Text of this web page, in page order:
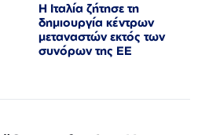
Η Ιταλία ζήτησε τη
δημιουργία κέντρων
μεταναστών εκτός των
συνόρων της ΕΕ